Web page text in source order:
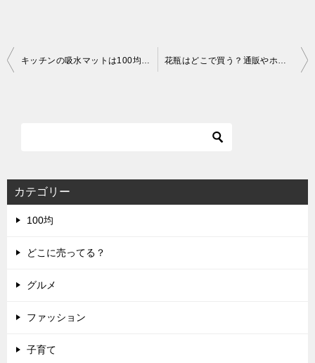
投
シ
ョ
キッチンの吸水マットは100均セリアで！大判も折りたたみも揃います！ 花瓶はどこで買う？通販やホームセンター、おしゃれな雑貨屋などたくさん！
カテゴリー
100均
どこに売ってる？
グルメ
ファッション
子育て